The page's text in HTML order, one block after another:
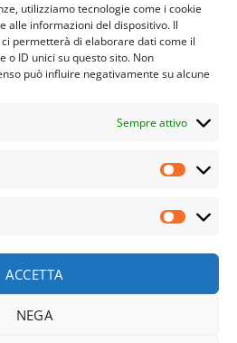
utilizziamo tecnologie come i cookie
alle informazioni del dispositivo. Il
permetterà di elaborare dati come il
o ID unici su questo sito. Non
può influire negativamente su alcune
Sempre attivo
ACCETTA
NEGA
Expert
elit.
MY WORK